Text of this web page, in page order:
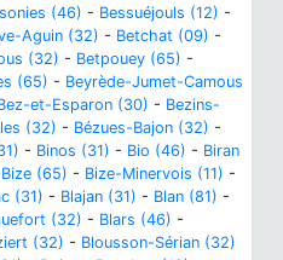
(46) - Bessuéjouls (12) -
Aguin (32) - Betchat (09) -
(32) - Betpouey (65) -
(65) - Beyrède-Jumet-Camous
et-Esparon (30) - Bezins-
(32) - Bézues-Bajon (32) -
- Binos (31) - Bio (46) - Biran
Bize (65) - Bize-Minervois (11) -
(31) - Blajan (31) - Blan (81) -
(32) - Blars (46) -
(32) - Blousson-Sérian (32)